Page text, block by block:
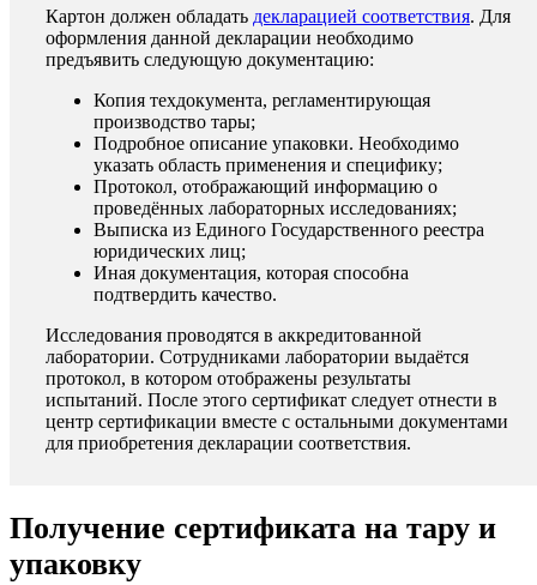
Картон должен обладать декларацией соответствия. Для
оформления данной декларации необходимо
предъявить следующую документацию:
Копия техдокумента, регламентирующая
производство тары;
Подробное описание упаковки. Необходимо
указать область применения и специфику;
Протокол, отображающий информацию о
проведённых лабораторных исследованиях;
Выписка из Единого Государственного реестра
юридических лиц;
Иная документация, которая способна
подтвердить качество.
Исследования проводятся в аккредитованной
лаборатории. Сотрудниками лаборатории выдаётся
протокол, в котором отображены результаты
испытаний. После этого сертификат следует отнести в
центр сертификации вместе с остальными документами
для приобретения декларации соответствия.
Получение сертификата на тару и
упаковку